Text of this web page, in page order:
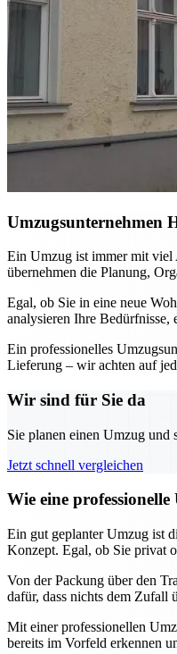
Umzugsunternehmen
Ein Umzug ist immer mit viel
übernehmen die Planung,
Egal, ob Sie in eine neue
analysieren Ihre Bedürfnisse,
Ein professionelles
Lieferung – wir achten auf
Wir sind für Sie da
Sie planen einen Umzug und
Jetzt schnell vergleichen
Wie eine
Ein gut geplanter Umzug ist
Konzept. Egal, ob Sie privat
Von der Packung über den
dafür, dass nichts dem Zufall
Mit einer professionellen
bereits im Vorfeld erkennen